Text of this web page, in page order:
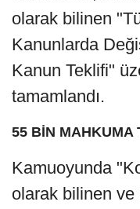
olarak bilinen
Kanunlarda
Kanun Teklifi"
tamamlandı.
55 BİN MAHKUMA
Kamuoyunda
olarak bilinen